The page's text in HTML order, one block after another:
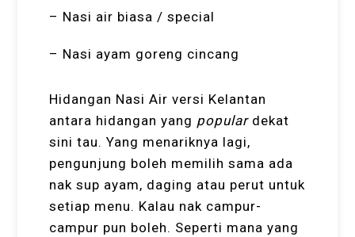
– Nasi air biasa / special
– Nasi ayam goreng cincang
Hidangan Nasi Air versi Kelantan
antara hidangan yang populardekat
sini tau. Yang menariknya lagi,
pengunjung boleh memilih sama ada
nak sup ayam, daging atau perut untuk
setiap menu. Kalau nak campur-
campur pun boleh. Seperti mana yang